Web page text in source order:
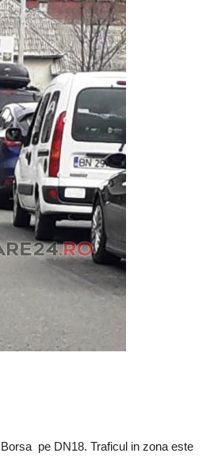
pe DN18. Traficul in zona este